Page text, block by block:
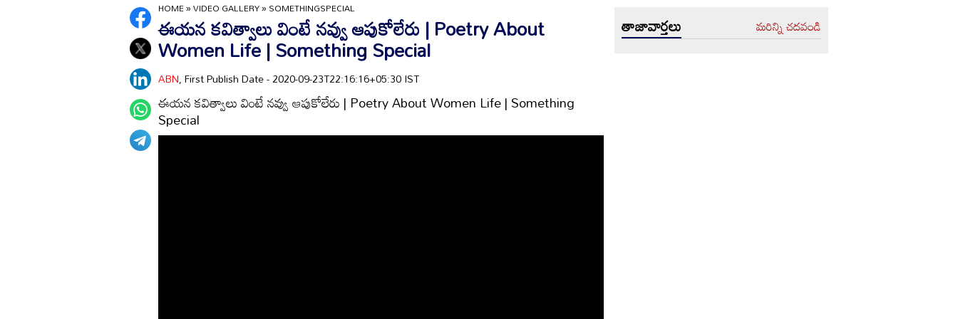
HOME»VIDEO GALLERY»SOMETHINGSPECIAL
ఈయన కవిత్వాలు వింటే నవ్వు ఆపుకోలేరు | Poetry About
Women Life | Something Special
ABN, First Publish Date - 2020-09-23T22:16:16+05:30 IST
ఈయన కవిత్వాలు వింటే నవ్వు ఆపుకోలేరు | Poetry About Women Life | Something
Special
తాజావార్తలు మరిన్ని చదవండి